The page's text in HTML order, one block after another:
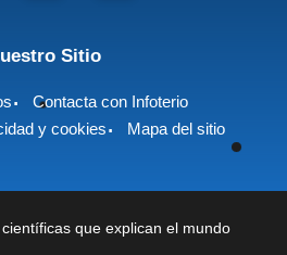
Sitio
Contacta con Infoterio
y cookies
Mapa del sitio
que explican el mundo